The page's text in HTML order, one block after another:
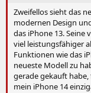
Zweifellos sieht das
modernen Design
das iPhone 13. Seine
viel leistungsfähiger
Funktionen wie das
neueste Modell zu
gerade gekauft
mein iPhone 14